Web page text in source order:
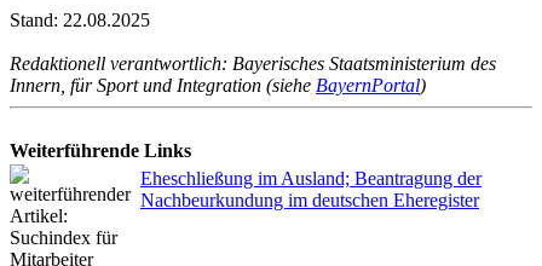
Stand: 22.08.2025
Redaktionell verantwortlich: Bayerisches Staatsministerium des
Innern, für Sport und Integration (siehe BayernPortal)
Weiterführende Links
Eheschließung im Ausland; Beantragung der
Nachbeurkundung im deutschen Eheregister